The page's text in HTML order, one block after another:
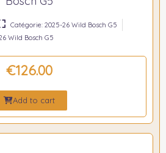
Catégorie: 2025-26 Wild Bosch G5
Wild Bosch G5
€126.00
Add to cart